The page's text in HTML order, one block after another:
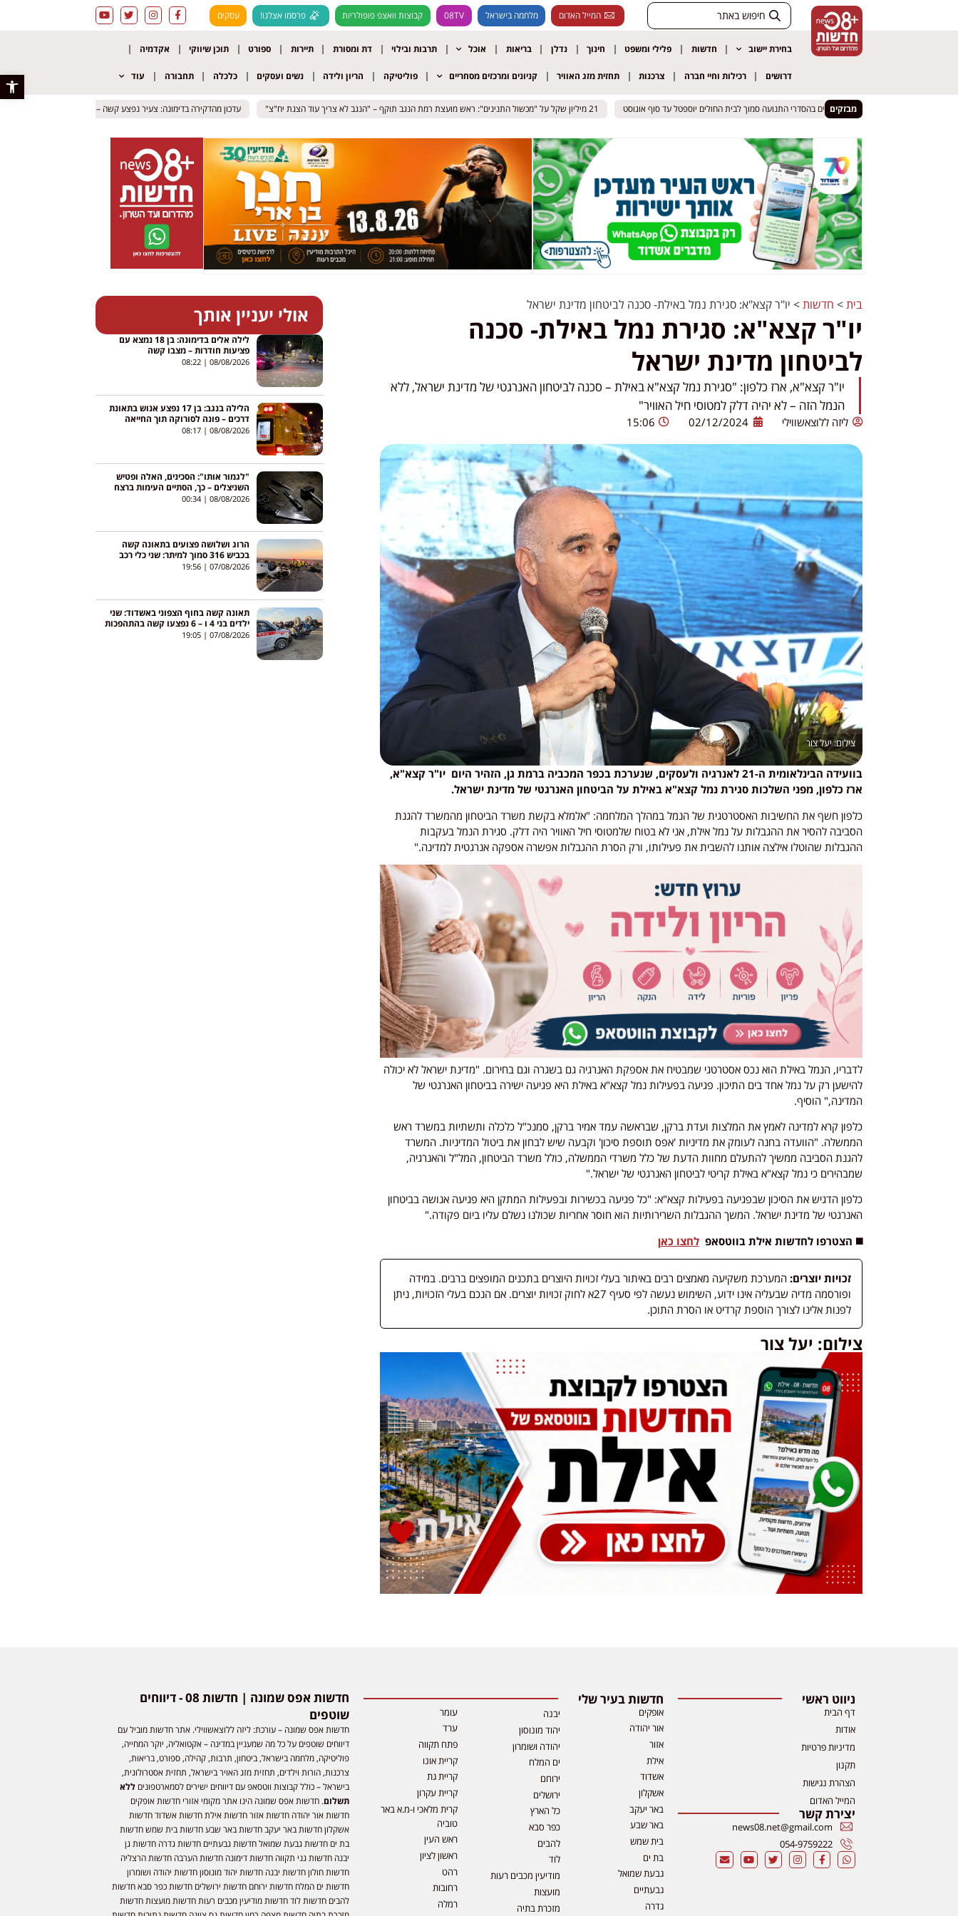
פתח
המייל האדום מלחמה בישראל 08TV קבוצות וואצפ פופולריות פרסמו אצלנו! עסקים
בחירת יישוב חדשות פלילי ומשפט חינוך נדלן בריאות אוכל תרבות ובילוי דת ומסורת תיירות ספורט תוכן שיווקי אקדמיה
דרושים רכילות וחיי חברה צרכנות תחזית מזג האוויר קניונים ומרכזים מסחריים פוליטיקה הריון ולידה נשים ועסקים כלכלה תחבורה עוד
מבזקים
נהגים באילת שימו לב: שינויים בהסדרי התנועה סמוך לבית החולים יוספטל עד סוף אוגוסט
נהגים באילת שימו לב: שינויים בהסדרי התנועה סמוך לבית החולים יוספטל עד סוף אוגוסט עדכון מהדקירה בדימונה: צעיר נפצע קשה – חשוד נעצר זמן קצר לאחר האירוע
עדכון מהדקירה בדימונה: צעיר נפצע קשה – חשוד נעצר זמן קצר לאחר האירוע
בית> חדשות> יו"ר קצא"א: סגירת נמל באילת- סכנה לביטחון מדינת ישראל
יו"ר קצא"א: סגירת נמל באילת- סכנה
לביטחון מדינת ישראל
יו"ר קצא"א, ארז כלפון: "סגירת נמל קצא"א באילת – סכנה לביטחון האנרגטי של מדינת ישראל, ללא
הנמל הזה – לא יהיה דלק למטוסי חיל האוויר"
ליזה ללוצאשווילי 02/12/2024
15:06
יעל צור
בוועידה הבינלאומית ה-21 לאנרגיה ולעסקים, שנערכת בכפר המכביה ברמת גן, הזהיר היום יו"ר קצא"א,
ארז כלפון, מפני השלכות סגירת נמל קצא"א באילת על הביטחון האנרגטי של מדינת ישראל.
כלפון חשף את החשיבות האסטרטגית של הנמל במהלך המלחמה: "אלמלא בקשת משרד הביטחון מהמשרד להגנת
הסביבה להסיר את ההגבלות על נמל אילת, אני לא בטוח שלמטוסי חיל האוויר היה דלק. סגירת הנמל בעקבות
ההגבלות שהוטלו אילצה אותנו להשבית את פעילותו, ורק הסרת ההגבלות אפשרה אספקה אנרגטית למדינה."
לדבריו, הנמל באילת הוא נכס אסטרטגי שמבטיח את אספקת האנרגיה גם בשגרה וגם בחירום. "מדינת ישראל לא יכולה
להישען רק על נמל אחד בים התיכון. פגיעה בפעילות נמל קצא"א באילת היא פגיעה ישירה בביטחון האנרגטי של
המדינה," הוסיף.
כלפון קרא למדינה לאמץ את המלצות ועדת ברקן, שבראשה עמד אמיר ברקן, סמנכ"ל כלכלה ותשתיות במשרד ראש
הממשלה. "הוועדה בחנה לעומק את מדיניות 'אפס תוספת סיכון' וקבעה שיש לבחון את ביטול המדיניות. המשרד
להגנת הסביבה ממשיך להתעלם מחוות הדעת של כלל משרדי הממשלה, כולל משרד הביטחון, המל"ל והאנרגיה,
שמבהירים כי נמל קצא"א באילת קריטי לביטחון האנרגטי של ישראל."
כלפון הדגיש את הסיכון שבפגיעה בפעילות קצא"א: "כל פגיעה בכשירות ובפעילות המתקן היא פגיעה אנושה בביטחון
האנרגטי של מדינת ישראל. המשך ההגבלות השרירותיות הוא חוסר אחריות שכולנו נשלם עליו ביום פקודה."
◼️ הצטרפו לחדשות אילת בווטסאפלחצו כאן
זכויות יוצרים: המערכת משקיעה מאמצים רבים באיתור בעלי זכויות היוצרים בתכנים המופצים ברבים. במידה
ופורסמה מדיה שבעליה אינו ידוע, השימוש נעשה לפי סעיף 27א לחוק זכויות יוצרים. אם הנכם בעלי הזכויות, ניתן
לפנות אלינו לצורך הוספת קרדיט או הסרת התוכן.
צילום: יעל צור
אולי יעניין אותך
לילה אלים בדימונה: בן 18 נמצא עם
פציעות חודרות – מצבו קשה
08/08/2026
08:22
הלילה בנגב: בן 17 נפצע אנוש בתאונת
דרכים – פונה לסורוקה תוך החייאה
08/08/2026
08:17
"לגמור אותו": הסכינים, האלה ופטיש
השניצלים – כך, הסתיים העימות ברצח
בניהו רזי מירושלים
08/08/2026
00:34
הרוג ושלושה פצועים בתאונה קשה
בכביש 316 סמוך למיתר: שני כלי רכב
התהפכו
07/08/2026
19:56
תאונה קשה בחוף הצפוני באשדוד: שני
ילדים בני 4 ו – 6 נפצעו קשה בהתהפכות
טרקטורון באגי
07/08/2026
19:05
ניווט ראשי
דף הבית
אודות
מדיניות פרטיות
תקנון
הצהרת נגישות
המייל האדום
יצירת קשר
news08.net@gmail.com
054-9759222
חדשות בעיר שלי
אופקים
אור יהודה
אזור
אילת
אשדוד
אשקלון
באר יעקב
באר שבע
בית שמש
בת ים
גבעת שמואל
גבעתיים
גדרה
יבנה
יהוד מונוסון
יהודה ושומרון
ים המלח
ירוחם
ירושלים
כל הארץ
כפר סבא
להבים
לוד
מודיעין מכבים רעות
מועצות
מזכרת בתיה
עומר
ערד
פתח תקווה
קריית אונו
קריית גת
קריית עקרון
קרית מלאכי ו-מ.א באר
טוביה
ראש העין
ראשון לציון
רהט
רחובות
רמלה
חדשות אפס שמונה | חדשות 08 - דיווחים
שוטפים
חדשות אפס שמונה – עורכת: ליזה ללוצאשווילי. אתר חדשות מוביל עם
דיווחים שוטפים על כל מה שמעניין במדינה – אקטואליה, יוקר המחייה,
פוליטיקה, מלחמה בישראל, ביטחון, תרבות, קהילה, ספורט, בריאות,
צרכנות, הורות וילדים, תחזית מזג האויר בישראל, תחזית אסטרולוגית,
בישראל – כולל קבוצות ווטסאפ עם דיווחים ישירים לסמארטפוניםללא
תשלום. חדשות אפס שמונה הינו אתר מקומי אזורי חדשות אופקים
חדשות אור יהודה חדשות אזור חדשות אילת חדשות אשדוד חדשות
אשקלון חדשות באר יעקב חדשות באר שבע חדשות בית שמש חדשות
בת ים חדשות גבעת שמואל חדשות גבעתיים חדשות גדרה חדשות גן
יבנה חדשות גני תקווה חדשות דימונה חדשות הערבה חדשות הרצליה
חדשות חולון חדשות יבנה חדשות יהוד מונוסון חדשות יהודה ושומרון
חדשות ים המלח חדשות ירוחם חדשות ירושלים חדשות כפר סבא חדשות
להבים חדשות לוד חדשות מודיעין מכבים רעות חדשות מועצות חדשות